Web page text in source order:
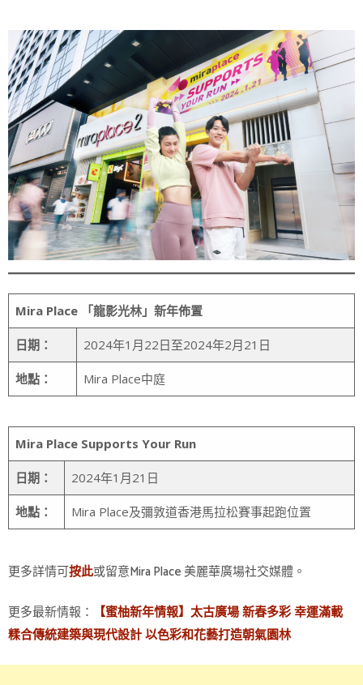
Mira Place 「龍影光林」新年佈置
日期： 2024年1月22日至2024年2月21日
地點： Mira Place中庭
Mira Place Supports Your Run
日期： 2024年1月21日
地點： Mira Place及彌敦道香港馬拉松賽事起跑位置
更多詳情可按此或留意Mira Place 美麗華廣場社交媒體。
更多最新情報：
【蜜柚新年情報】太古廣場 新春多彩 幸運滿載
糅合傳統建築與現代設計 以色彩和花藝打造朝氣園林